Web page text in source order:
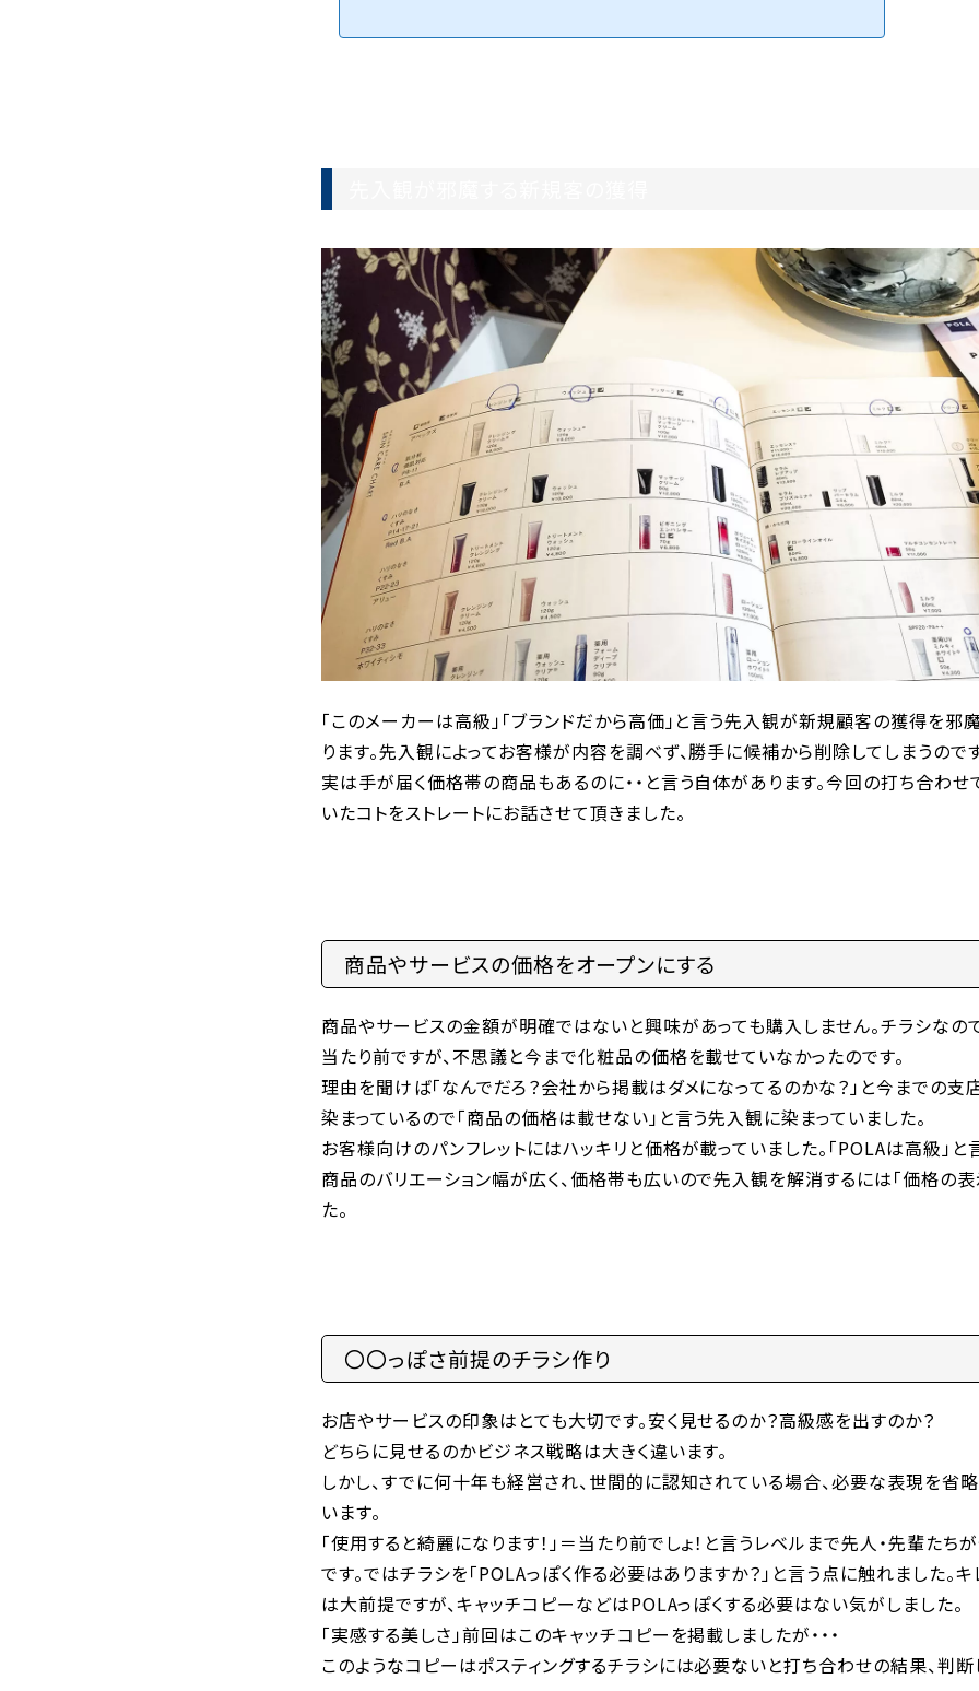
「このメーカーは高級」「ブランドだから高価」と言う先入観が新規顧客の獲得を邪
ります。先入観によってお客様が内容を調べず、勝手に候補から削除してしまうので
実は手が届く価格帯の商品もあるのに・・と言う自体があります。今回の打ち合わせ
いたコトをストレートにお話させて頂きました。
商品やサービスの価格をオープンにする
商品やサービスの金額が明確ではないと興味があっても購入しません。チラシなの
当たり前ですが、不思議と今まで化粧品の価格を載せていなかったのです。
理由を聞けば「なんでだろ？会社から掲載はダメになってるのかな？」と今までの
染まっているので「商品の価格は載せない」と言う先入観に染まっていました。
お客様向けのパンフレットにはハッキリと価格が載っていました。「POLAは高級」と
商品のバリエーション幅が広く、価格帯も広いので先入観を解消するには「価格の
た。
〇〇っぽさ前提のチラシ作り
お店やサービスの印象はとても大切です。安く見せるのか？高級感を出すのか？
どちらに見せるのかビジネス戦略は大きく違います。
しかし、すでに何十年も経営され、世間的に認知されている場合、必要な表現を省
います。
「使用すると綺麗になります！」＝当たり前でしょ！と言うレベルまで先人・先輩たち
です。ではチラシを「POLAっぽく作る必要はありますか？」と言う点に触れました。
は大前提ですが、キャッチコピーなどはPOLAっぽくする必要はない気がしました。
「実感する美しさ」前回はこのキャッチコピーを掲載しましたが・・・
このようなコピーはポスティングするチラシには必要ないと打ち合わせの結果、判断